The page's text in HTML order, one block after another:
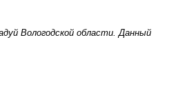
Вологодской области. Данный